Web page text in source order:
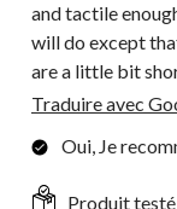
and tactile
will do except
are a little bit
Traduire avec
Oui, Je
Produit testé